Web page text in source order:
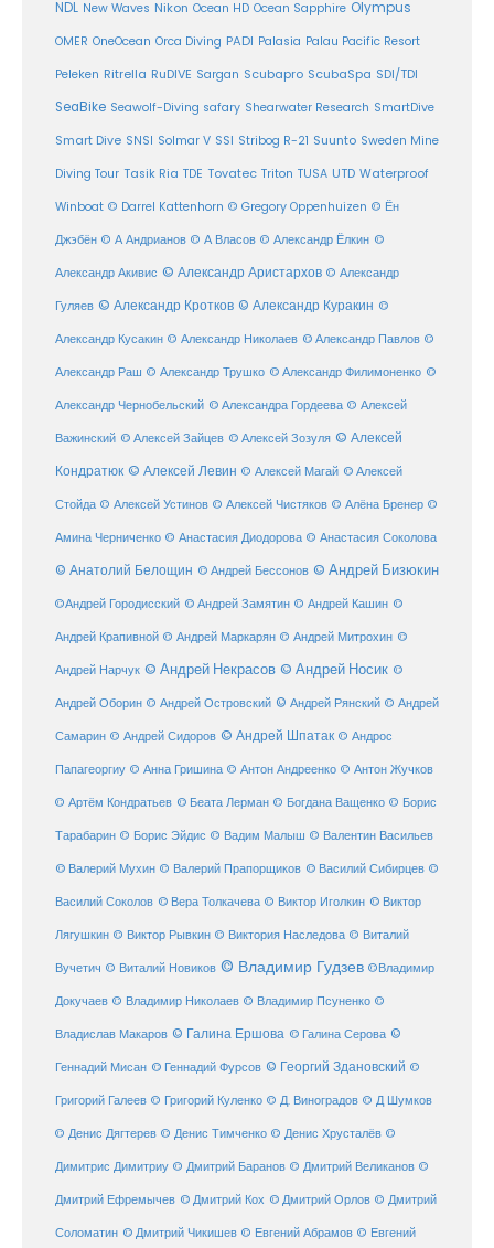
NDL New Waves Nikon Ocean HD Ocean Sapphire Olympus
OMER OneOcean Orca Diving PADI Palasia Palau Pacific Resort
Peleken Ritrella RuDIVE Sargan Scubapro ScubaSpa SDI/TDI
SeaBike Seawolf-Diving safary Shearwater Research SmartDive
Smart Dive SNSI Solmar V SSI Stribog R-21 Suunto Sweden Mine
Diving Tour Tasik Ria TDE Tovatec Triton TUSA UTD Waterproof
Winboat © Darrel Kattenhorn © Gregory Oppenhuizen © Ён
Джэбён © А Андрианов © А Власов © Александр Ёлкин ©
Александр Акивис © Александр Аристархов © Александр
Гуляев © Александр Кротков © Александр Куракин ©
Александр Кусакин © Александр Николаев © Александр Павлов ©
Александр Раш © Александр Трушко © Александр Филимоненко ©
Александр Чернобельский © Александра Гордеева © Алексей
Важинский © Алексей Зайцев © Алексей Зозуля © Алексей
Кондратюк © Алексей Левин © Алексей Магай © Алексей
Стойда © Алексей Устинов © Алексей Чистяков © Алёна Бренер ©
Амина Черниченко © Анастасия Диодорова © Анастасия Соколова
© Анатолий Белощин © Андрей Бессонов © Андрей Бизюкин
©Андрей Городисский © Андрей Замятин © Андрей Кашин ©
Андрей Крапивной © Андрей Маркарян © Андрей Митрохин ©
Андрей Нарчук © Андрей Некрасов © Андрей Носик ©
Андрей Оборин © Андрей Островский © Андрей Рянский © Андрей
Самарин © Андрей Сидоров © Андрей Шпатак © Андрос
Папагеоргиу © Анна Гришина © Антон Андреенко © Антон Жучков
© Артём Кондратьев © Беата Лерман © Богдана Ващенко © Борис
Тарабарин © Борис Эйдис © Вадим Малыш © Валентин Васильев
© Валерий Мухин © Валерий Прапорщиков © Василий Сибирцев ©
Василий Соколов © Вера Толкачева © Виктор Иголкин © Виктор
Лягушкин © Виктор Рывкин © Виктория Наследова © Виталий
Вучетич © Виталий Новиков © Владимир Гудзев ©Владимир
Докучаев © Владимир Николаев © Владимир Псуненко ©
Владислав Макаров © Галина Ершова © Галина Серова ©
Геннадий Мисан © Геннадий Фурсов © Георгий Здановский ©
Григорий Галеев © Григорий Куленко © Д. Виноградов © Д Шумков
© Денис Дягтерев © Денис Тимченко © Денис Хрусталёв ©
Димитрис Димитриу © Дмитрий Баранов © Дмитрий Великанов ©
Дмитрий Ефремычев © Дмитрий Кох © Дмитрий Орлов © Дмитрий
Соломатин © Дмитрий Чикишев © Евгений Абрамов © Евгений